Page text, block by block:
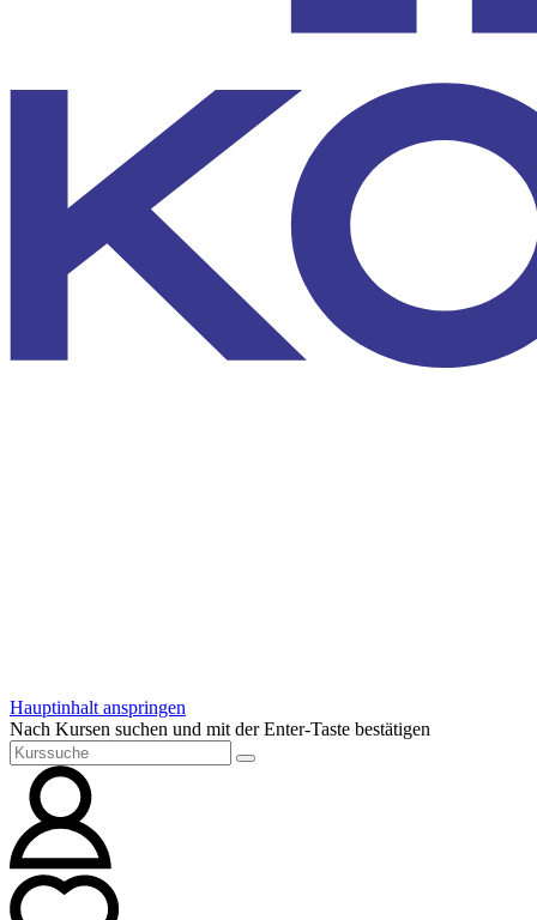
Hauptinhalt anspringen
Nach Kursen suchen und mit der Enter-Taste bestätigen